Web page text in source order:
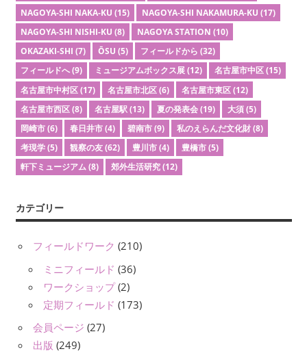
NAGOYA-SHI NAKA-KU (15) NAGOYA-SHI NAKAMURA-KU (17)
NAGOYA-SHI NISHI-KU (8) NAGOYA STATION (10)
OKAZAKI-SHI (7) ŌSU (5) フィールドから (32)
フィールドへ(9) ミュージアムボックス展(12) 名古屋市中区(15)
名古屋市中村区(17) 名古屋市北区(6) 名古屋市東区(12)
名古屋市西区(8) 名古屋駅(13) 夏の発表会(19) 大須(5)
岡崎市(6) 春日井市(4) 碧南市(9) 私のえらんだ文化財(8)
考現学(5) 観察の友(62) 豊川市(4) 豊橋市(5)
軒下ミュージアム(8) 郊外生活研究(12)
カテゴリー
フィールドワーク (210)
ミニフィールド (36)
ワークショップ(2)
定期フィールド (173)
会員ページ (27)
出版 (249)